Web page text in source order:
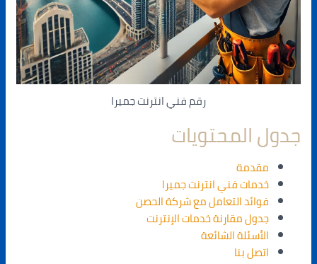
رقم فني انترنت جميرا
جدول المحتويات
مقدمة
خدمات فني انترنت جميرا
فوائد التعامل مع شركة الحصن
جدول مقارنة خدمات الإنترنت
الأسئلة الشائعة
اتصل بنا